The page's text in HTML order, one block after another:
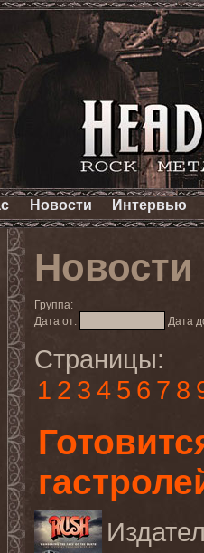
Новости Интервью
Новости
Группа:
Дата от:
Дата
Страницы:
1 2 3 4 5 6 7 8